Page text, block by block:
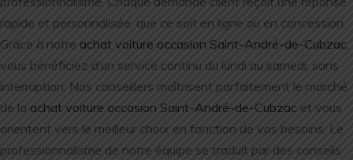
rapide et personnalisée, que ce soit en ligne ou en concession.
Grâce à notre achat voiture occasion Saint-André-de-Cubzac
vous bénéficiez d’un service continu du lundi au samedi, sans
interruption. Nos conseillers maîtrisent parfaitement le marché
de la achat voiture occasion Saint-André-de-Cubzac et vous
orientent vers le meilleur choix en fonction de vos besoins. Le
professionnalisme de notre équipe se traduit par des conseils